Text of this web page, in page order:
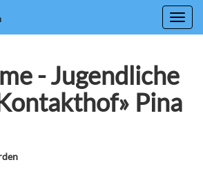
- Jugendliche
Pina